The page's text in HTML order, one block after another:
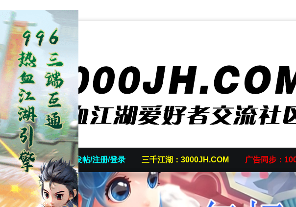
首页 发帖/注册/登录 三千江湖：3000JH.COM 广告同步：